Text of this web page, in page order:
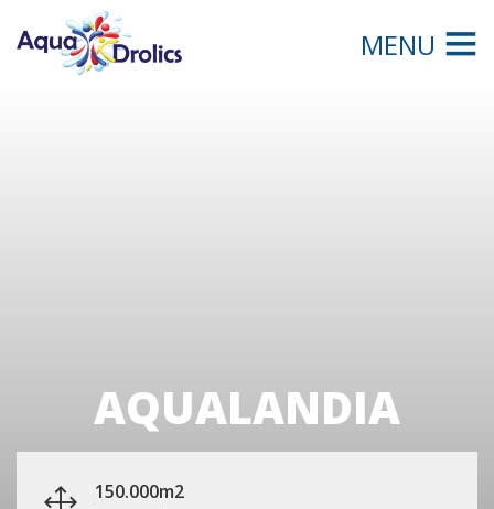
MENU
AQUALANDIA
150.000m2